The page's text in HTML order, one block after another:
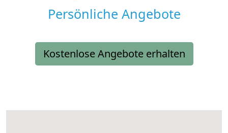
Persönliche Angebote
Kostenlose Angebote erhalten